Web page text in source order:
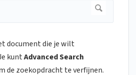
document die je wilt
kuntAdvanced Search
de zoekopdracht te verfijnen.